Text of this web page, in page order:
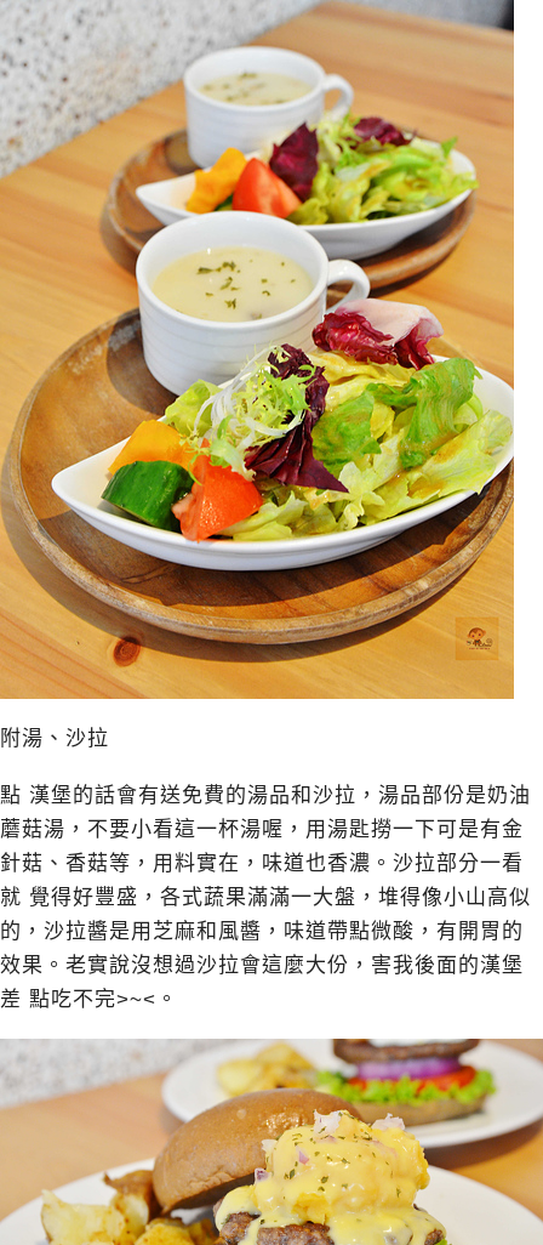
附湯、沙拉
點 漢堡的話會有送免費的湯品和沙拉，湯品部份是奶油
蘑菇湯，不要小看這一杯湯喔，用湯匙撈一下可是有金
針菇、香菇等，用料實在，味道也香濃。沙拉部分一看
就 覺得好豐盛，各式蔬果滿滿一大盤，堆得像小山高似
的，沙拉醬是用芝麻和風醬，味道帶點微酸，有開胃的
效果。老實說沒想過沙拉會這麼大份，害我後面的漢堡
差 點吃不完>~<。